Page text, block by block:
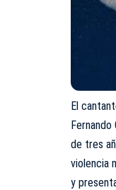
El
Fernando
de tres
violencia
y